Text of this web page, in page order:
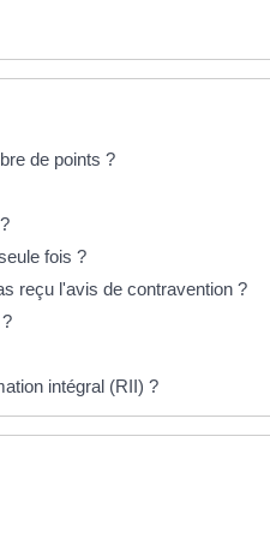
de points ?
fois ?
reçu l'avis de contravention ?
intégral (RII) ?